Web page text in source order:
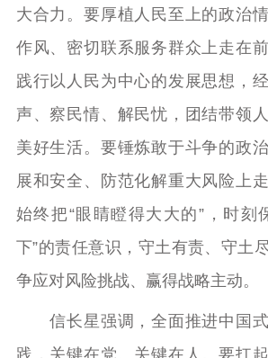
大合力。要厚植人民至上的政治
作风、密切联系服务群众上走在
践行以人民为中心的发展思想，
声、察民情、解民忧，团结带领
美好生活。要锤炼敢于斗争的政
展和安全、防范化解重大风险上
始终把“眼睛瞪得大大的”，时刻
下”的责任意识，守土有责、守土
争应对风险挑战、赢得战略主动。
信长星强调，全面推进中国式